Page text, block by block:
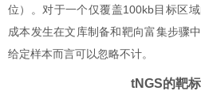
位）。对于一个仅覆盖100kb目标区
成本发生在文库制备和靶向富集步骤
给定样本而言可以忽略不计。
tNGS的靶